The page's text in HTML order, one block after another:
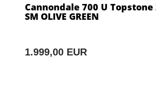
Cannondale 700 U Topstone
SM OLIVE GREEN
1.999,00 EUR